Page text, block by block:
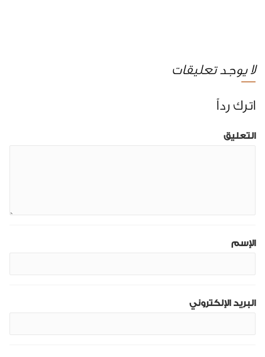
لا يوجد تعليقات
اترك رداً
التعليق
الإسم
البريد الإلكتروني